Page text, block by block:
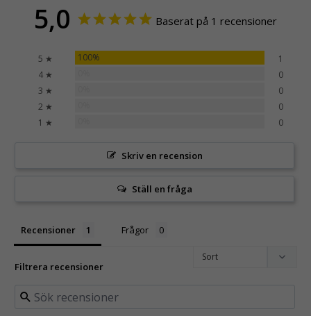
5,0 Baserat på 1 recensioner
5 ★ 100%
1
4 ★
0
3 ★
0
2 ★
0
1 ★
0
Skriv en recension
Ställ en fråga
Recensioner Frågor
Filtrera recensioner